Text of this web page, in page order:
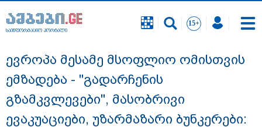
საინფორმაციო პორტალი
საინფორმაციო პორტალი
ევროპა მესამე მსოფლიო ომისთვის
ემზადება - "გადარჩენის
გზამკვლევები", მასობრივი
ევაკუაციები, უზარმაზარი ბუნკერები: